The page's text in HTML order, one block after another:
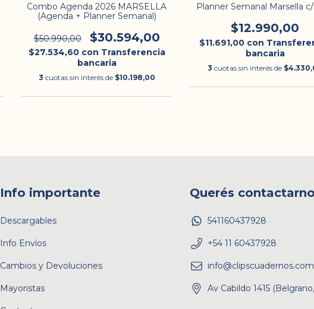
Combo Agenda 2026 MARSELLA
(Agenda + Planner Semanal)
$50.990,00 $30.594,00
$27.534,60 con Transferencia
bancaria
3 cuotas sin interés de $10.198,00
Planner Semanal Marsella
$12.990,00
$11.691,00 con
bancaria
3 cuotas sin interés de
Info importante
Descargables
Info Envíos
Cambios y Devoluciones
Mayoristas
Querés
541160437928
+54 11 60437928
Av Cabildo 1415